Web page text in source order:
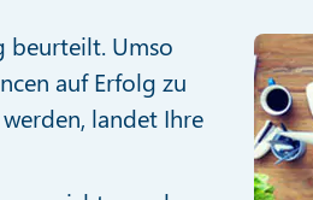
beurteilt. Umso
auf Erfolg zu
landet Ihre